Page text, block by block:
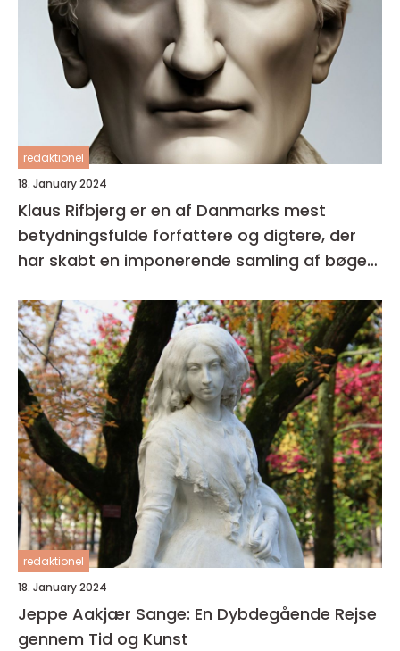
redaktionel
18. January 2024
Klaus Rifbjerg er en af Danmarks mest
betydningsfulde forfattere og digtere, der
har skabt en imponerende samling af bøger i
redaktionel
18. January 2024
Jeppe Aakjær Sange: En Dybdegående Rejse
gennem Tid og Kunst